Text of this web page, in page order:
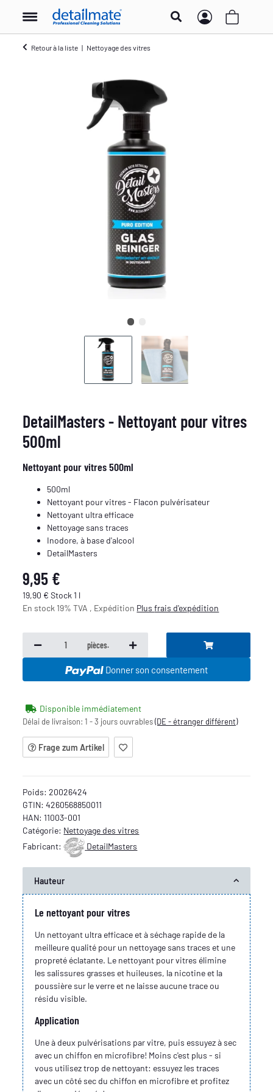
Retour à la liste Nettoyage des vitres
DetailMasters - Nettoyant pour vitres
500ml
Nettoyant pour vitres 500ml
500ml
Nettoyant pour vitres - Flacon pulvérisateur
Nettoyant ultra efficace
Nettoyage sans traces
Inodore, à base d'alcool
DetailMasters
9,95 €
19,90 € Stock 1 l
En stock 19% TVA , Expédition Plusfrais d'expédition
pièces.
Donner son consentement
Disponible immédiatement
Délai de livraison:1 - 3 jours ouvrables(DE - étranger différent)
Frage zum Artikel
Poids:20026424
GTIN: 4260568850011
HAN: 11003-001
Catégorie: Nettoyage des vitres
Fabricant:
DetailMasters
Hauteur
Le nettoyant pour vitres
Un nettoyant ultra efficace et à séchage rapide de la
meilleure qualité pour un nettoyage sans traces et une
propreté éclatante. Le nettoyant pour vitres élimine
les salissures grasses et huileuses, la nicotine et la
poussière sur le verre et ne laisse aucune trace ou
résidu visible.
Application
Une à deux pulvérisations par vitre, puis essuyez à sec
avec un chiffon en microfibre! Moins c'est plus - si
vous utilisez trop de nettoyant: essuyez les traces
avec un côté sec du chiffon en microfibre et profitez